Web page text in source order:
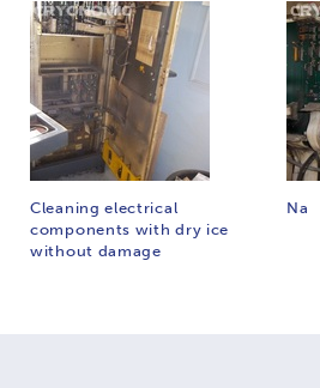
Cleaning electrical
components with dry ice
without damage
Na